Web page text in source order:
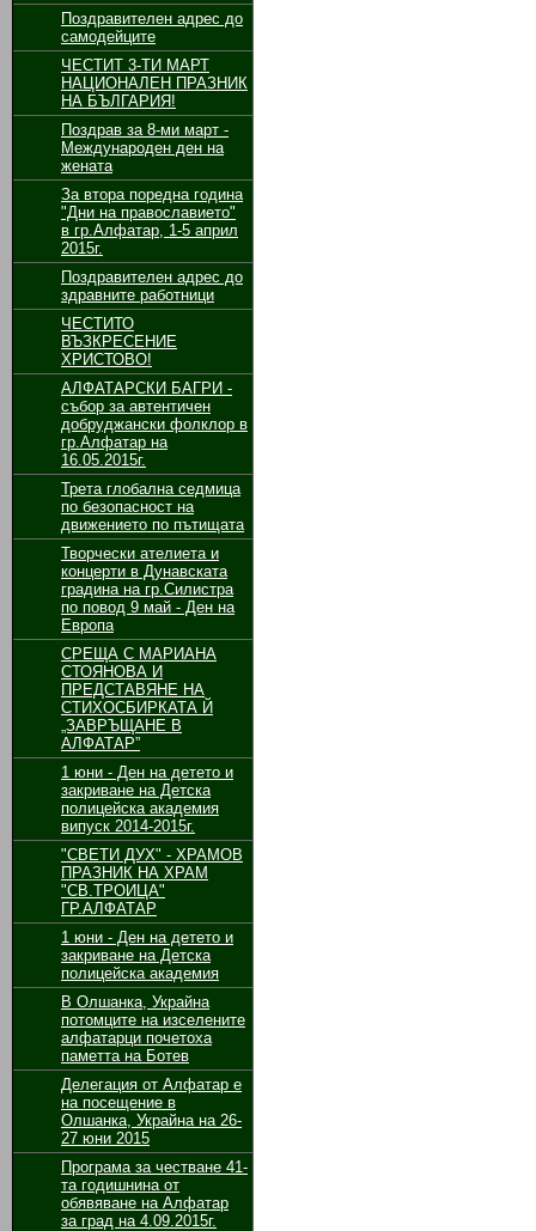
Поздравителен адрес до
самодейците
ЧЕСТИТ 3-ТИ МАРТ
НАЦИОНАЛЕН ПРАЗНИК
НА БЪЛГАРИЯ!
Поздрав за 8-ми март -
Международен ден на
жената
За втора поредна година
"Дни на православието"
в гр.Алфатар, 1-5 април
2015г.
Поздравителен адрес до
здравните работници
ЧЕСТИТО
ВЪЗКРЕСЕНИЕ
ХРИСТОВО!
АЛФАТАРСКИ БАГРИ -
събор за автентичен
добруджански фолклор в
гр.Алфатар на
16.05.2015г.
Трета глобална седмица
по безопасност на
движението по пътищата
Творчески ателиета и
концерти в Дунавската
градина на гр.Силистра
по повод 9 май - Ден на
Европа
СРЕЩА С МАРИАНА
СТОЯНОВА И
ПРЕДСТАВЯНЕ НА
СТИХОСБИРКАТА Й
„ЗАВРЪЩАНЕ В
АЛФАТАР”
1 юни - Ден на детето и
закриване на Детска
полицейска академия
випуск 2014-2015г.
"СВЕТИ ДУХ" - ХРАМОВ
ПРАЗНИК НА ХРАМ
"СВ.ТРОИЦА"
ГР.АЛФАТАР
1 юни - Ден на детето и
закриване на Детска
полицейска академия
В Олшанка, Украйна
потомците на изселените
алфатарци почетоха
паметта на Ботев
Делегация от Алфатар е
на посещение в
Олшанка, Украйна на 26-
27 юни 2015
Програма за честване 41-
та годишнина от
обявяване на Алфатар
за град на 4.09.2015г.